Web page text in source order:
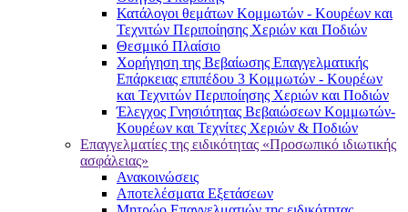
Κατάλογοι θεμάτων Κομμωτών - Κουρέων και
Τεχνιτών Περιποίησης Χεριών και Ποδιών
Θεσμικό Πλαίσιο
Χορήγηση της Βεβαίωσης Επαγγελματικής
Επάρκειας επιπέδου 3 Κομμωτών - Κουρέων
και Τεχνιτών Περιποίησης Χεριών και Ποδιών
Έλεγχος Γνησιότητας Βεβαιώσεων Κομμωτών-
Κουρέων και Τεχνίτες Χεριών & Ποδιών
Επαγγελματίες της ειδικότητας «Προσωπικό ιδιωτικής
ασφάλειας»
Ανακοινώσεις
Αποτελέσματα Εξετάσεων